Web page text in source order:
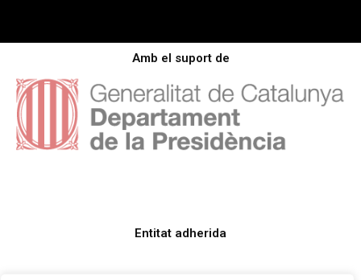
Amb el suport de
Entitat adherida